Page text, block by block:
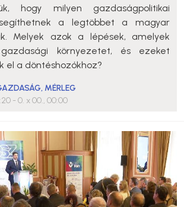
hogy milyen gazdaságpolitikai
a legtöbbet a magyar
Melyek azok a lépések, amelyek
környezetet, és ezeket
el a döntéshozókhoz?
, MÉRLEG
- 0. x 00., 00:00